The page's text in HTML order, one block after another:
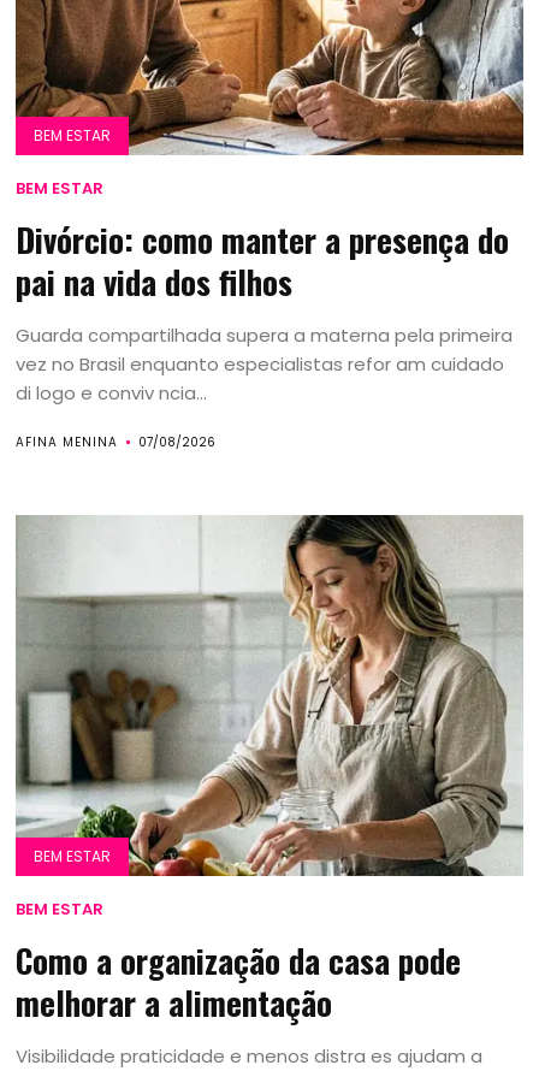
BEM ESTAR
BEM ESTAR
Divórcio: como manter a presença do
pai na vida dos filhos
Guarda compartilhada supera a materna pela primeira
vez no Brasil enquanto especialistas refor am cuidado
di logo e conviv ncia...
AFINA MENINA 07/08/2026
BEM ESTAR
BEM ESTAR
Como a organização da casa pode
melhorar a alimentação
Visibilidade praticidade e menos distra es ajudam a